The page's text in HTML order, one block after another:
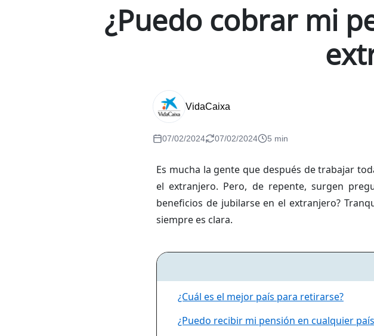
¿Puedo cobrar mi
VidaCaixa
07/02/2024 07/02/2024 5 min
Es mucha la gente que después de trabajar
el extranjero. Pero, de repente, surgen
beneficios de jubilarse en el extranjero?
siempre es clara.
¿Cuál es el mejor país para retirarse?
¿Puedo recibir mi pensión en cualquier